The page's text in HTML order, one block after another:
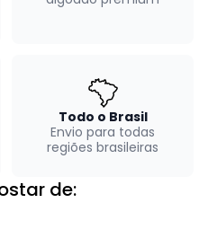
Todo o Brasil
Envio para todas
regiões brasileiras
de: